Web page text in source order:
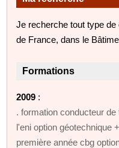
Je recherche tout type
de France, dans le
Formations
2009 :
. formation conducteur
l'eni option géotechnique
première année cbg